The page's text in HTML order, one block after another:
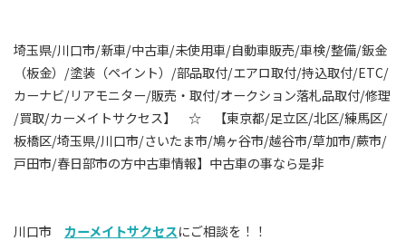
埼玉県/川口市/新車/中古車/未使用車/自動車販売/車検/整備/鈑金
（板金）/塗装（ペイント）/部品取付/エアロ取付/持込取付/ETC/
カーナビ/リアモニター/販売・取付/オークション落札品取付/修理
/買取/カーメイトサクセス】 ☆ 【東京都/足立区/北区/練馬区/
板橋区/埼玉県/川口市/さいたま市/鳩ヶ谷市/越谷市/草加市/蕨市/
戸田市/春日部市の方中古車情報】中古車の事なら是非
川口市 カーメイトサクセスにご相談を！！